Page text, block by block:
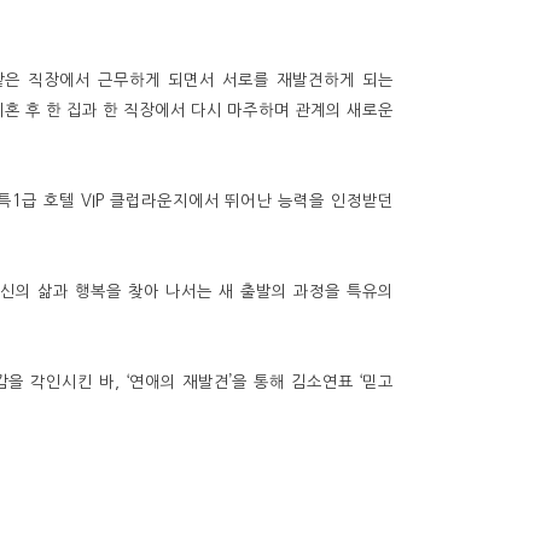
직장에서 근무하게 되면서 서로를 재발견하게 되는
후 한 집과 한 직장에서 다시 마주하며 관계의 새로운
1급 호텔 VIP 클럽라운지에서 뛰어난 능력을 인정받던
의 삶과 행복을 찾아 나서는 새 출발의 과정을 특유의
각인시킨 바, ‘연애의 재발견’을 통해 김소연표 ‘믿고